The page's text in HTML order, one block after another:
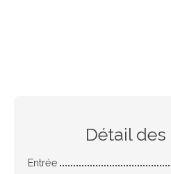
Détail des
Entrée